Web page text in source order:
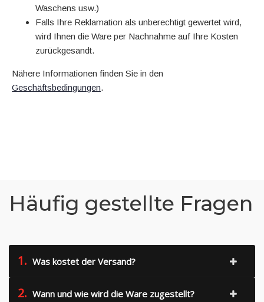
Waschens usw.)
Falls Ihre Reklamation als unberechtigt gewertet wird,
wird Ihnen die Ware per Nachnahme auf Ihre Kosten
zurückgesandt.
Nähere Informationen finden Sie in den
Geschäftsbedingungen.
Häufig gestellte Fragen
1. Was kostet der Versand?
2. Wann und wie wird die Ware zugestellt?